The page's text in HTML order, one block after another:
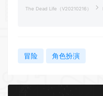
The Dead Life（V20210216）
冒险 角色扮演